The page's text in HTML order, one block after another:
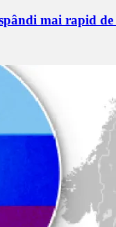
mai rapid